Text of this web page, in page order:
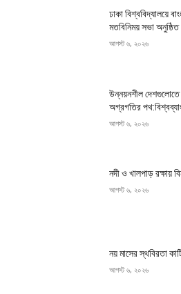
ঢাকা বিশ্ববিদ্যালয়ে
মতবিনিময় সভা অনুষ্ঠিত
আগস্ট ৬, ২০২৬
উন্নয়নশীল
অগ্রগতির
আগস্ট ৬, ২০২৬
নদী ও খালপাড় রক্ষায়
আগস্ট ৬, ২০২৬
নয় মাসের স্থবিরতা
আগস্ট ৬, ২০২৬